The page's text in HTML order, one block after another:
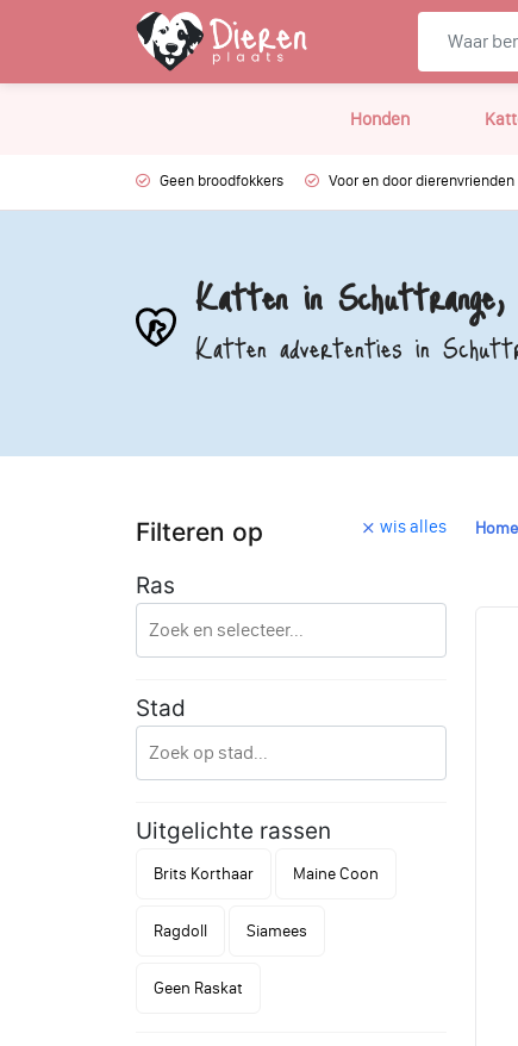
Honden
Geen broodfokkers Voor en door dierenvrienden
Katten in Schuttrange,
Katten advertenties in
Filteren op wis alles
Ras
Stad
Uitgelichte rassen
Brits Korthaar Maine Coon
Ragdoll Siamees
Geen Raskat
Home